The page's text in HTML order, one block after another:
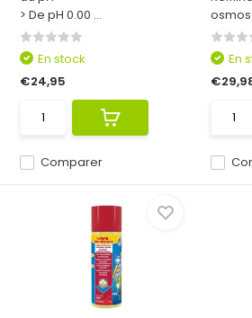
> De pH 0.00 ...
Comparer
En stock
€24,95
En